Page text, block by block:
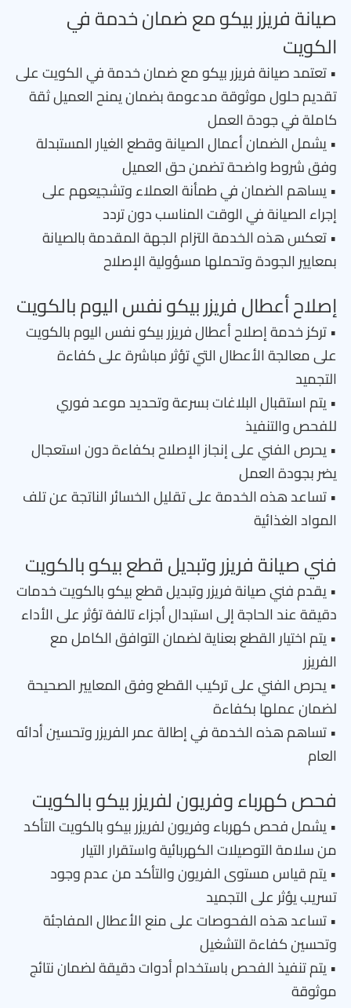
صيانة فريزر بيكو مع ضمان خدمة في
الكويت
• تعتمد صيانة فريزر بيكو مع ضمان خدمة في الكويت على
تقديم حلول موثوقة مدعومة بضمان يمنح العميل ثقة
كاملة في جودة العمل
• يشمل الضمان أعمال الصيانة وقطع الغيار المستبدلة
وفق شروط واضحة تضمن حق العميل
• يساهم الضمان في طمأنة العملاء وتشجيعهم على
إجراء الصيانة في الوقت المناسب دون تردد
• تعكس هذه الخدمة التزام الجهة المقدمة بالصيانة
بمعايير الجودة وتحملها مسؤولية الإصلاح
إصلاح أعطال فريزر بيكو نفس اليوم بالكويت
• تركز خدمة إصلاح أعطال فريزر بيكو نفس اليوم بالكويت
على معالجة الأعطال التي تؤثر مباشرة على كفاءة
التجميد
• يتم استقبال البلاغات بسرعة وتحديد موعد فوري
للفحص والتنفيذ
• يحرص الفني على إنجاز الإصلاح بكفاءة دون استعجال
يضر بجودة العمل
• تساعد هذه الخدمة على تقليل الخسائر الناتجة عن تلف
المواد الغذائية
فني صيانة فريزر وتبديل قطع بيكو بالكويت
• يقدم فني صيانة فريزر وتبديل قطع بيكو بالكويت خدمات
دقيقة عند الحاجة إلى استبدال أجزاء تالفة تؤثر على الأداء
• يتم اختيار القطع بعناية لضمان التوافق الكامل مع
الفريزر
• يحرص الفني على تركيب القطع وفق المعايير الصحيحة
لضمان عملها بكفاءة
• تساهم هذه الخدمة في إطالة عمر الفريزر وتحسين أدائه
العام
فحص كهرباء وفريون لفريزر بيكو بالكويت
• يشمل فحص كهرباء وفريون لفريزر بيكو بالكويت التأكد
من سلامة التوصيلات الكهربائية واستقرار التيار
• يتم قياس مستوى الفريون والتأكد من عدم وجود
تسريب يؤثر على التجميد
• تساعد هذه الفحوصات على منع الأعطال المفاجئة
وتحسين كفاءة التشغيل
• يتم تنفيذ الفحص باستخدام أدوات دقيقة لضمان نتائج
موثوقة